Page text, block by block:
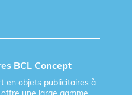
BCL Concept
en objets publicitaires à